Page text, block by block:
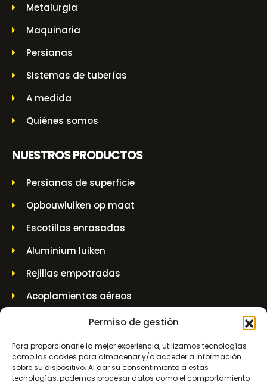
Permiso de gestión
Para proporcionarle la mejor experiencia, utilizamos tecnologías
como las cookies para almacenar y/o acceder a información
sobre su dispositivo. Al dar su consentimiento a estas
tecnologías, podemos procesar datos como el comportamiento
Metalurgia
Maquinaria
Persianas
Sistemas de tuberías
A medida
Quiénes somos
NUESTROS PRODUCTOS
Persianas de superficie
Opbouwluiken op maat
Escotillas enrasadas
Aluminium luiken
Rejillas empotradas
Acoplamientos aéreos
Casquillo de pared
Tarros elevadores y tarros de husillo
INFORMACIÓN DE CONTACTO